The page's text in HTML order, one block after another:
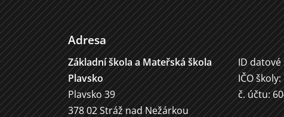
Adresa
Základní škola a Mateřská škola
Plavsko
Plavsko 39
378 02 Stráž nad Nežárkou
ID
IČO
č. účtu: